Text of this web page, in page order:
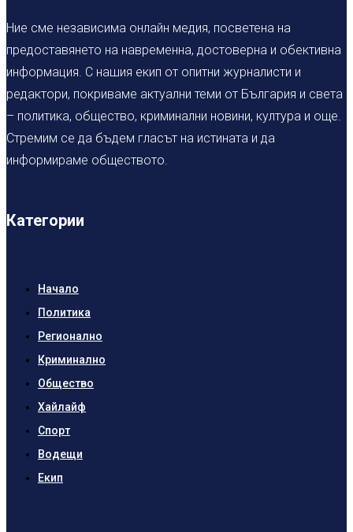
Ние сме независима онлайн медия, посветена на
предоставянето на навременна, достоверна и обективна
информация. С нашия екип от опитни журналисти и
редактори, покриваме актуални теми от България и света
– политика, общество, криминални новини, култура и още.
Стремим се да бъдем гласът на истината и да
информираме обществото.
Категории
Начало
Политика
Регионално
Криминално
Общество
Хайлайф
Спорт
Водещи
Екип